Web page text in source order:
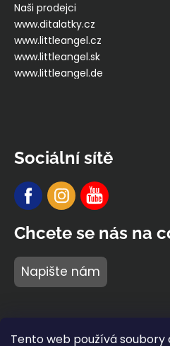
Tento web používá soubory
Naši prodejci
www.ditalatky.cz
www.littleangel.cz
www.littleangel.sk
www.littleangel.de
Sociální sítě
Chcete se nás na
Napište nám